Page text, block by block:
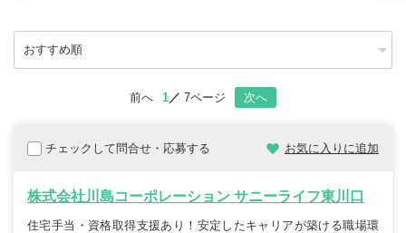
前へ 1 7ページ 次へ
チェックして問合せ・応募する お気に入りに追加
株式会社川島コーポレーション サニーライフ東川口
住宅手当・資格取得支援あり！安定したキャリアが築ける職場環